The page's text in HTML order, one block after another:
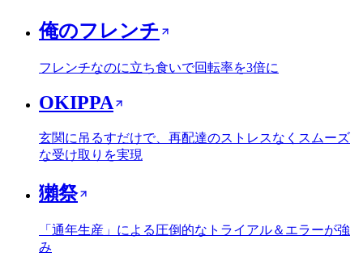
俺のフレンチ
フレンチなのに立ち食いで回転率を3倍に
OKIPPA
玄関に吊るすだけで、再配達のストレスなくスムーズ
な受け取りを実現
獺祭
「通年生産」による圧倒的なトライアル＆エラーが強
み